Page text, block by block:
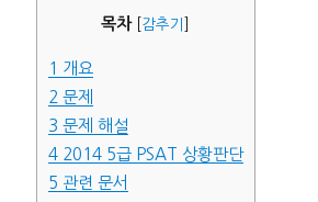
목차 감추기
1 개요
2 문제
3 문제 해설
42014 5급 PSAT 상황판단
5 관련 문서